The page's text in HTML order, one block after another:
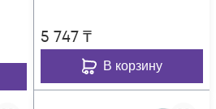
5 747₸
В корзину